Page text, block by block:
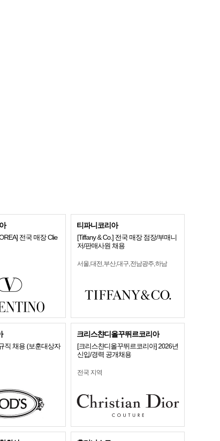
전국 매장 Clie
티파니코리아
[Tiffany & Co.] 전국 매장 점장/부매니
저/판매사원 채용
서울,대전,부산,대구,전남광주,하남
직 채용 (보훈대상자
크리스챤디올꾸뛰르코리아
[크리스챤디올꾸뛰르코리아] 2026년
신입/경력 공개채용
전국 지역